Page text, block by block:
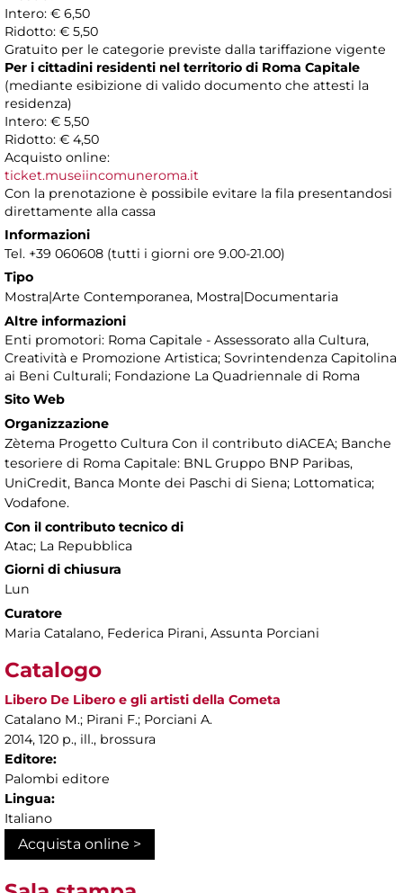
Intero: € 6,50
Ridotto: € 5,50
Gratuito per le categorie previste dalla tariffazione vigente
Per i cittadini residenti nel territorio di Roma Capitale
(mediante esibizione di valido documento che attesti la
residenza)
Intero: € 5,50
Ridotto: € 4,50
Acquisto online:
ticket.museiincomuneroma.it
Con la prenotazione è possibile evitare la fila presentandosi
direttamente alla cassa
Informazioni
Tel. +39 060608 (tutti i giorni ore 9.00-21.00)
Tipo
Mostra|Arte Contemporanea, Mostra|Documentaria
Altre informazioni
Enti promotori: Roma Capitale - Assessorato alla Cultura,
Creatività e Promozione Artistica; Sovrintendenza Capitolina
ai Beni Culturali; Fondazione La Quadriennale di Roma
Sito Web
Organizzazione
Zètema Progetto Cultura Con il contributo diACEA; Banche
tesoriere di Roma Capitale: BNL Gruppo BNP Paribas,
UniCredit, Banca Monte dei Paschi di Siena; Lottomatica;
Vodafone.
Con il contributo tecnico di
Atac; La Repubblica
Giorni di chiusura
Lun
Curatore
Maria Catalano, Federica Pirani, Assunta Porciani
Catalogo
Libero De Libero e gli artisti della Cometa
Catalano M.; Pirani F.; Porciani A.
2014, 120 p., ill., brossura
Editore:
Palombi editore
Lingua:
Italiano
Acquista online >